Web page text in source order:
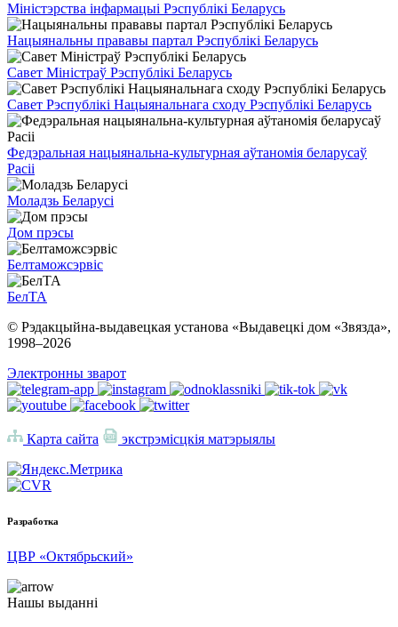
Міністэрства інфармацыі Рэспублікі Беларусь
Нацыянальны прававы партал Рэспублікі Беларусь
Савет Міністраў Рэспублікі Беларусь
Савет Рэспублікі Нацыянальнага сходу Рэспублікі Беларусь
Федэральная нацыянальна-культурная аўтаномія беларусаў
Расіі
Моладзь Беларусі
Дом прэсы
Белтаможсэрвіс
БелТА
© Рэдакцыйна-выдавецкая установа «Выдавецкі дом «Звязда»,
1998–2026
Электронны зварот
Карта сайта экстрэмісцкія матэрыялы
Разработка
ЦВР «Октябрьский»
Нашы выданні